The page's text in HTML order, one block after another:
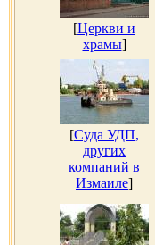
[Церкви и
храмы]
[Суда УДП,
других
компаний в
Измаиле]